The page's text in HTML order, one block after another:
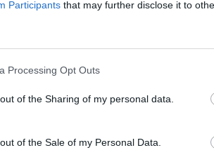
Participants that may further disclose it to
Processing Opt Outs
of the Sharing of my personal data.
of the Sale of my Personal Data.